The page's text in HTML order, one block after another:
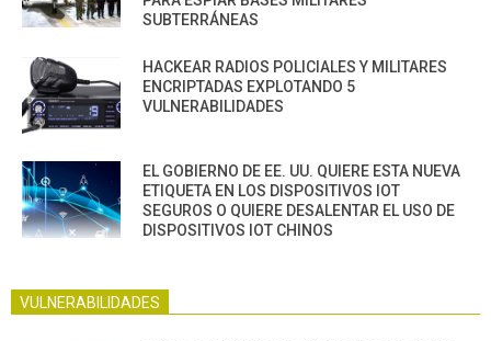
SUBTERRÁNEAS
HACKEAR RADIOS POLICIALES Y MILITARES
ENCRIPTADAS EXPLOTANDO 5
VULNERABILIDADES
EL GOBIERNO DE EE. UU. QUIERE ESTA NUEVA
ETIQUETA EN LOS DISPOSITIVOS IOT
SEGUROS O QUIERE DESALENTAR EL USO DE
DISPOSITIVOS IOT CHINOS
VULNERABILIDADES